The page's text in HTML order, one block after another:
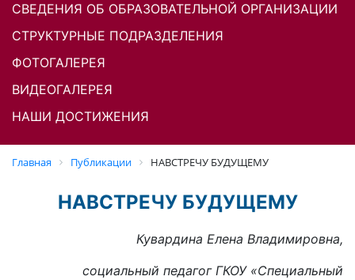
СВЕДЕНИЯ ОБ ОБРАЗОВАТЕЛЬНОЙ ОРГАНИЗАЦИИ
СТРУКТУРНЫЕ ПОДРАЗДЕЛЕНИЯ
ФОТОГАЛЕРЕЯ
ВИДЕОГАЛЕРЕЯ
НАШИ ДОСТИЖЕНИЯ
Главная Публикации НАВСТРЕЧУ БУДУЩЕМУ
НАВСТРЕЧУ БУДУЩЕМУ
Кувардина Елена Владимировна,
социальный педагог ГКОУ «Специальный